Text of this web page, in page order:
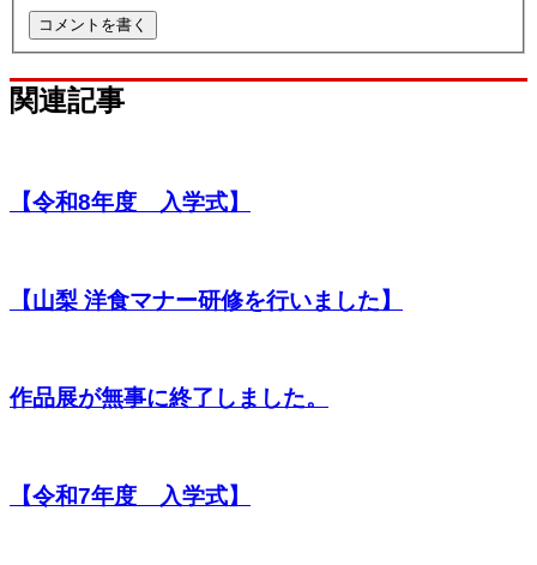
関連記事
【令和8年度 入学式】
【山梨 洋食マナー研修を行いました】
作品展が無事に終了しました。
【令和7年度 入学式】